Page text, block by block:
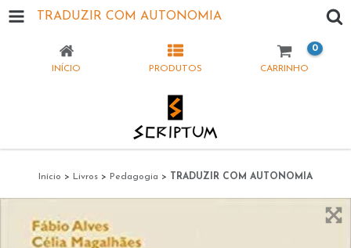
TRADUZIR COM AUTONOMIA
INÍCIO PRODUTOS CARRINHO
0
Início > Livros > Pedagogia > TRADUZIR COM AUTONOMIA